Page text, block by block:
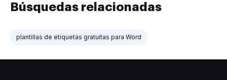
Búsquedas relacionadas
plantillas de etiquetas gratuitas para Word